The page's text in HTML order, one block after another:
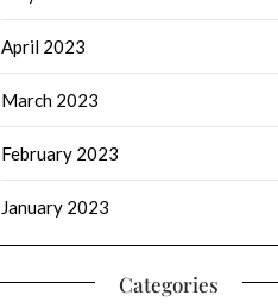
April 2023
March 2023
February 2023
January 2023
Categories